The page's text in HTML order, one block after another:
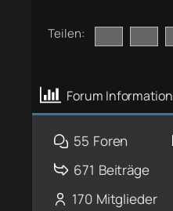
Teilen:
Forum Information
55 Foren
671 Beiträge
170 Mitglieder